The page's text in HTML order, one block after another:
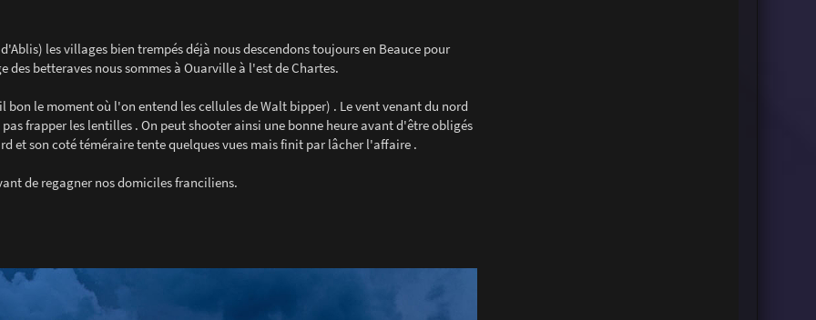
les villages bien trempés déjà nous descendons toujours en Beauce pour
des betteraves nous sommes à Ouarville à l'est de Chartes.
le moment où l'on entend les cellules de Walt bipper) . Le vent venant du nord
frapper les lentilles . On peut shooter ainsi une bonne heure avant d'être obligés
et son coté téméraire tente quelques vues mais finit par lâcher l'affaire .
de regagner nos domiciles franciliens.